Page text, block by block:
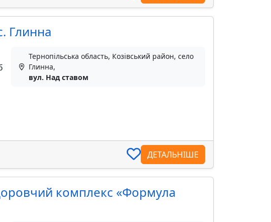
Глинна
Тернопільська область, Козівський район, село
Глинна,
вул. Над ставом
ДЕТАЛЬНІШЕ
комплекс «Формула